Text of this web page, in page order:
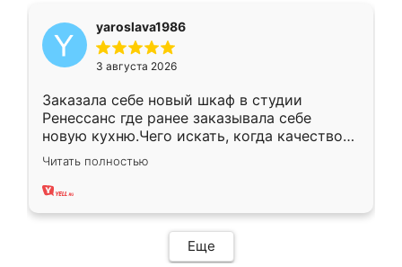
yaroslava1986
3 августа 2026
Заказала себе новый шкаф в студии
Ренессанс где ранее заказывала себе
новую кухню.Чего искать, когда качеством
вполне довольна. Служит кухня уже почти
два года, нареканий нет.
Читать полностью
Еще